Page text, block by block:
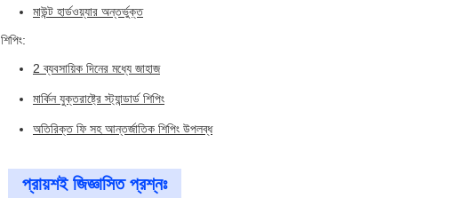
মাউন্ট হার্ডওয়্যার অন্তর্ভুক্ত
শিপিং:
2 ব্যবসায়িক দিনের মধ্যে জাহাজ
মার্কিন যুক্তরাষ্ট্রে স্ট্যান্ডার্ড শিপিং
অতিরিক্ত ফি সহ আন্তর্জাতিক শিপিং উপলব্ধ
প্রায়শই জিজ্ঞাসিত প্রশ্নঃ